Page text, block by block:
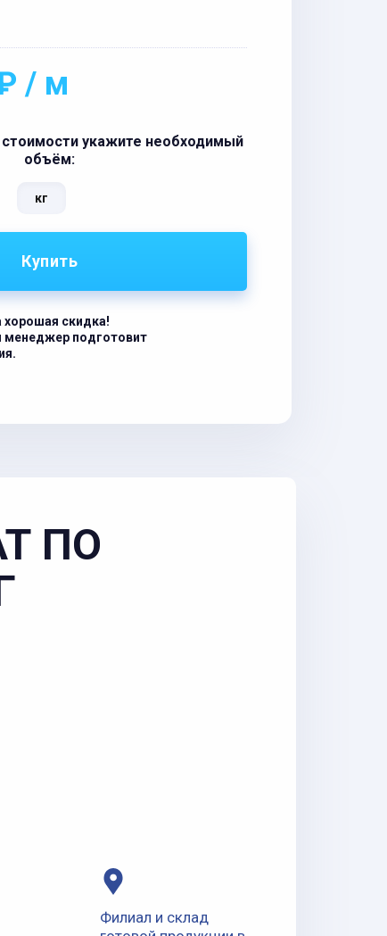
/ м
укажите необходимый
объём:
кг
Купить
скидка!
менеджер подготовит
Филиал и склад
ПО